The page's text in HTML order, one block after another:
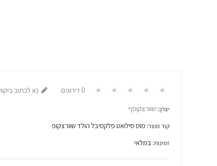
0 דירוגים נא לכתוב
יצרן:: שוורצקופף
קוד מוצר: מוס סילואט פלקסיבל הולד שוורצקופ
זמינות: במלאי